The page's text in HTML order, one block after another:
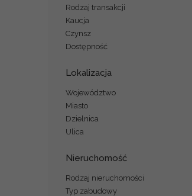
Rodzaj transakcji
Kaucja
Czynsz
Dostępność
Lokalizacja
Województwo
Miasto
Dzielnica
Ulica
Nieruchomość
Rodzaj nieruchomości
Typ zabudowy